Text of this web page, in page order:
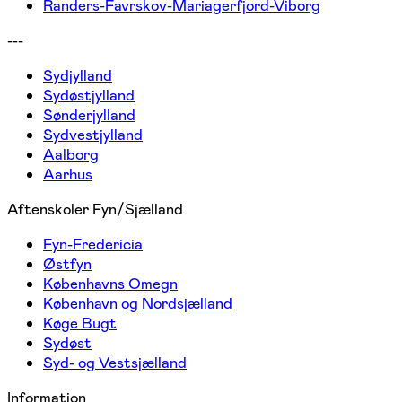
Randers-Favrskov-Mariagerfjord-Viborg
---
Sydjylland
Sydøstjylland
Sønderjylland
Sydvestjylland
Aalborg
Aarhus
Aftenskoler Fyn/Sjælland
Fyn-Fredericia
Østfyn
Københavns Omegn
København og Nordsjælland
Køge Bugt
Sydøst
Syd- og Vestsjælland
Information